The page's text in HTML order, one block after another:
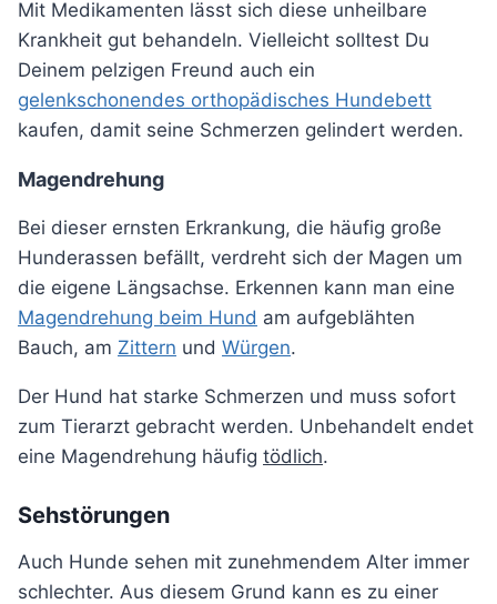
Mit Medikamenten lässt sich diese unheilbare
Krankheit gut behandeln. Vielleicht solltest Du
Deinem pelzigen Freund auch ein
gelenkschonendes orthopädisches Hundebett
kaufen, damit seine Schmerzen gelindert werden.
Magendrehung
Bei dieser ernsten Erkrankung, die häufig große
Hunderassen befällt, verdreht sich der Magen um
die eigene Längsachse. Erkennen kann man eine
Magendrehung beim Hund am aufgeblähten
Bauch, am Zittern und Würgen.
Der Hund hat starke Schmerzen und muss sofort
zum Tierarzt gebracht werden. Unbehandelt endet
eine Magendrehung häufig tödlich.
Sehstörungen
Auch Hunde sehen mit zunehmendem Alter immer
schlechter. Aus diesem Grund kann es zu einer